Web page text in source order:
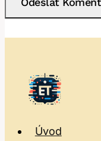
Úvod